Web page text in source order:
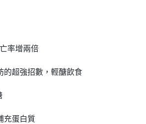
率增兩倍
的超強招數，輕醣飲食
充蛋白質